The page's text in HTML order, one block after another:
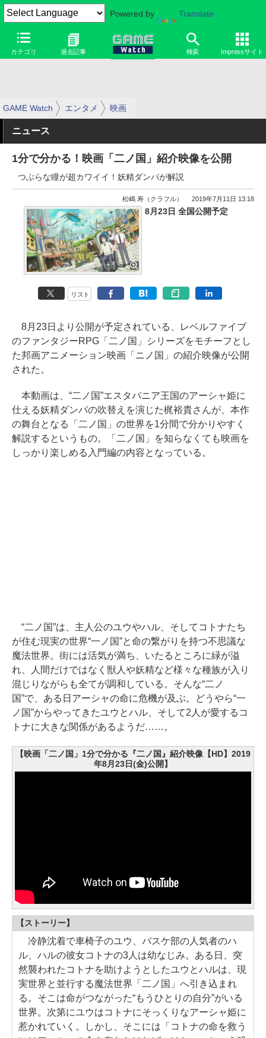
Powered by Translate
カテゴリ 過去記事 検索 Impressサイト
GAME Watch エンタメ 映画
ニュース
1分で分かる！映画「二ノ国」紹介映像を公開
つぶらな瞳が超カワイイ！妖精ダンパが解説
松嶋 寿（クラフル） 2019年7月11日 13:18
8月23日 全国公開予定
リスト
8月23日より公開が予定されている、レベルファイブ
のファンタジーRPG「二ノ国」シリーズをモチーフとし
た邦画アニメーション映画「ニノ国」の紹介映像が公開
された。
本動画は、“二ノ国”エスタバニア王国のアーシャ姫に
仕える妖精ダンパの吹替えを演じた梶裕貴さんが、本作
の舞台となる「二ノ国」の世界を1分間で分かりやすく
解説するというもの。「二ノ国」を知らなくても映画を
しっかり楽しめる入門編の内容となっている。
“二ノ国”は、主人公のユウやハル、そしてコトナたち
が住む現実の世界“一ノ国”と命の繋がりを持つ不思議な
魔法世界。街には活気が満ち、いたるところに緑が溢
れ、人間だけではなく獣人や妖精など様々な種族が入り
混じりながらも全てが調和している。そんな“二ノ
国”で、ある日アーシャの命に危機が及ぶ。どうやら“一
ノ国”からやってきたユウとハル、そして2人が愛するコ
トナに大きな関係があるようだ……。
【映画「二ノ国」1分で分かる『二ノ国』紹介映像【HD】2019
年8月23日(金)公開】
【ストーリー】
冷静沈着で車椅子のユウ、バスケ部の人気者のハ
ル、ハルの彼女コトナの3人は幼なじみ。ある日、突
然襲われたコトナを助けようとしたユウとハルは、現
実世界と並行する魔法世界「二ノ国」へ引き込まれ
る。そこは命がつながった“もうひとりの自分”がいる
世界。次第にユウはコトナにそっくりなアーシャ姫に
惹かれていく。しかし、そこには「コトナの命を救う